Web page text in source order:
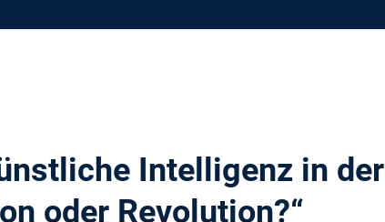
Intelligenz in der
oder Revolution?“